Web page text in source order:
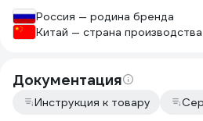
Россия — родина бренда
Китай — страна производства
Документация
Инструкция к товару